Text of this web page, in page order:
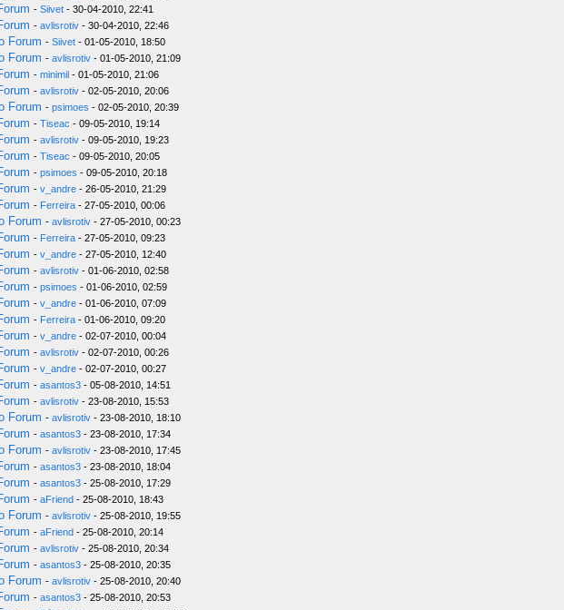
- Siivet - 30-04-2010, 22:41
- avlisrotiv - 30-04-2010, 22:46
Forum - Siivet - 01-05-2010, 18:50
Forum - avlisrotiv - 01-05-2010, 21:09
- minimil - 01-05-2010, 21:06
- avlisrotiv - 02-05-2010, 20:06
Forum - psimoes - 02-05-2010, 20:39
- Tiseac - 09-05-2010, 19:14
- avlisrotiv - 09-05-2010, 19:23
- Tiseac - 09-05-2010, 20:05
- psimoes - 09-05-2010, 20:18
- v_andre - 26-05-2010, 21:29
- Ferreira - 27-05-2010, 00:06
Forum - avlisrotiv - 27-05-2010, 00:23
- Ferreira - 27-05-2010, 09:23
- v_andre - 27-05-2010, 12:40
- avlisrotiv - 01-06-2010, 02:58
- psimoes - 01-06-2010, 02:59
- v_andre - 01-06-2010, 07:09
- Ferreira - 01-06-2010, 09:20
- v_andre - 02-07-2010, 00:04
- avlisrotiv - 02-07-2010, 00:26
- v_andre - 02-07-2010, 00:27
- asantos3 - 05-08-2010, 14:51
- avlisrotiv - 23-08-2010, 15:53
Forum - avlisrotiv - 23-08-2010, 18:10
- asantos3 - 23-08-2010, 17:34
Forum - avlisrotiv - 23-08-2010, 17:45
- asantos3 - 23-08-2010, 18:04
- asantos3 - 25-08-2010, 17:29
- aFriend - 25-08-2010, 18:43
Forum - avlisrotiv - 25-08-2010, 19:55
- aFriend - 25-08-2010, 20:14
- avlisrotiv - 25-08-2010, 20:34
- asantos3 - 25-08-2010, 20:35
Forum - avlisrotiv - 25-08-2010, 20:40
- asantos3 - 25-08-2010, 20:53